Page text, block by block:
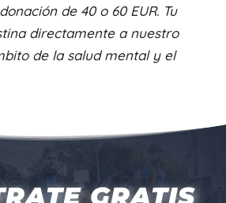
de 40 o 60 EUR. Tu
directamente a nuestro
de la salud mental y el
GRATIS